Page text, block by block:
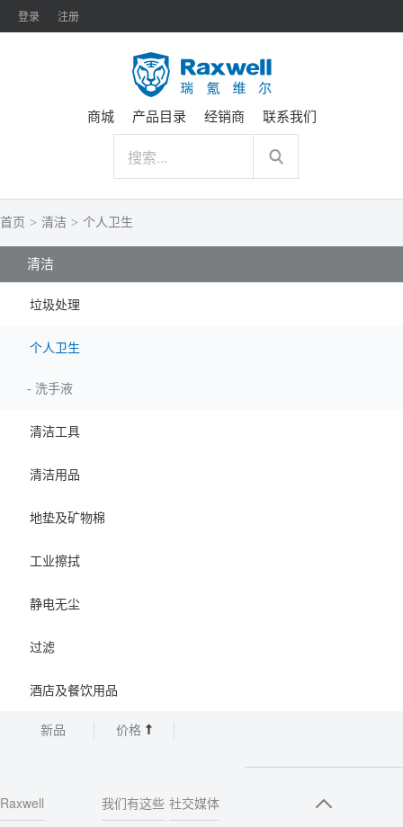
登录 注册
商城 产品目录 经销商 联系我们
首页 > 清洁 > 个人卫生
清洁
垃圾处理
个人卫生
- 洗手液
清洁工具
清洁用品
地垫及矿物棉
工业擦拭
静电无尘
过滤
酒店及餐饮用品
新品 价格
Raxwell 我们有这些 社交媒体